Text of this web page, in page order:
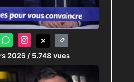
2026 / 5.748 vues